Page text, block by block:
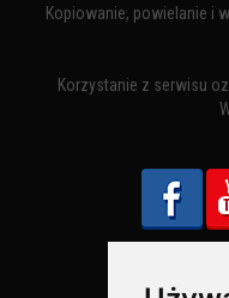
Kopiowanie, powielanie i
Korzystanie z serwisu